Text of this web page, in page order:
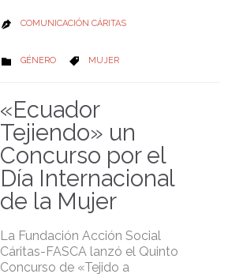
 COMUNICACIÓN CÁRITAS
 CATEGORY
GÉNERO  CATEGORY
MUJER
«Ecuador
Tejiendo» un
Concurso por el
Día Internacional
de la Mujer
La Fundación Acción Social
Cáritas-FASCA lanzó el Quinto
Concurso de «Tejido a